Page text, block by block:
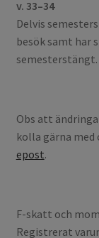
v. 33–34
Delvis
besök samt har
Obs att
kolla gärna med
epost.
F-skatt och
Registrerat